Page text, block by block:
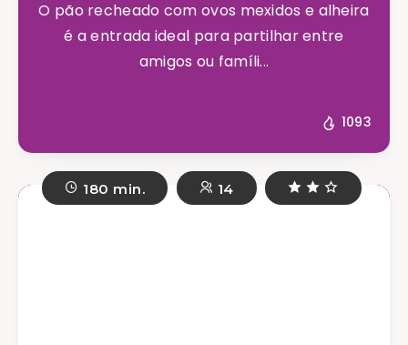
O pão recheado com ovos mexidos e alheira
é a entrada ideal para partilhar entre
amigos ou famíli...
1093
180 min. 14